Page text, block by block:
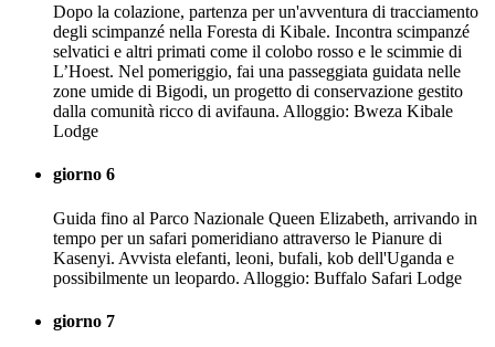
Dopo la colazione, partenza per un'avventura di tracciamento
degli scimpanzé nella Foresta di Kibale. Incontra scimpanzé
selvatici e altri primati come il colobo rosso e le scimmie di
L’Hoest. Nel pomeriggio, fai una passeggiata guidata nelle
zone umide di Bigodi, un progetto di conservazione gestito
dalla comunità ricco di avifauna. Alloggio: Bweza Kibale
Lodge
giorno 6
Guida fino al Parco Nazionale Queen Elizabeth, arrivando in
tempo per un safari pomeridiano attraverso le Pianure di
Kasenyi. Avvista elefanti, leoni, bufali, kob dell'Uganda e
possibilmente un leopardo. Alloggio: Buffalo Safari Lodge
giorno 7